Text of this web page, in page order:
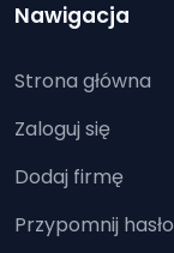
Nawigacja
Strona główna
Zaloguj się
Dodaj firmę
Przypomnij hasło